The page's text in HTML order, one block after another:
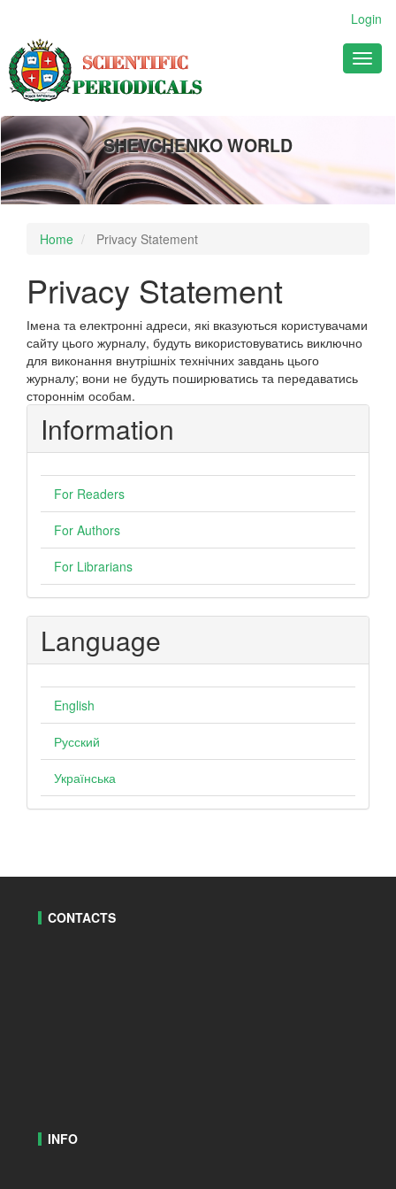
Main
Content
Sidebar
Login
SHEVCHENKO WORLD
Home Privacy Statement
Privacy Statement
Імена та електронні адреси, які вказуються користувачами
сайту цього журналу, будуть використовуватись виключно
для виконання внутрішніх технічних завдань цього
журналу; вони не будуть поширюватись та передаватись
стороннім особам.
Information
For Readers
For Authors
For Librarians
Language
English
Русский
Українська
CONTACTS
INFO